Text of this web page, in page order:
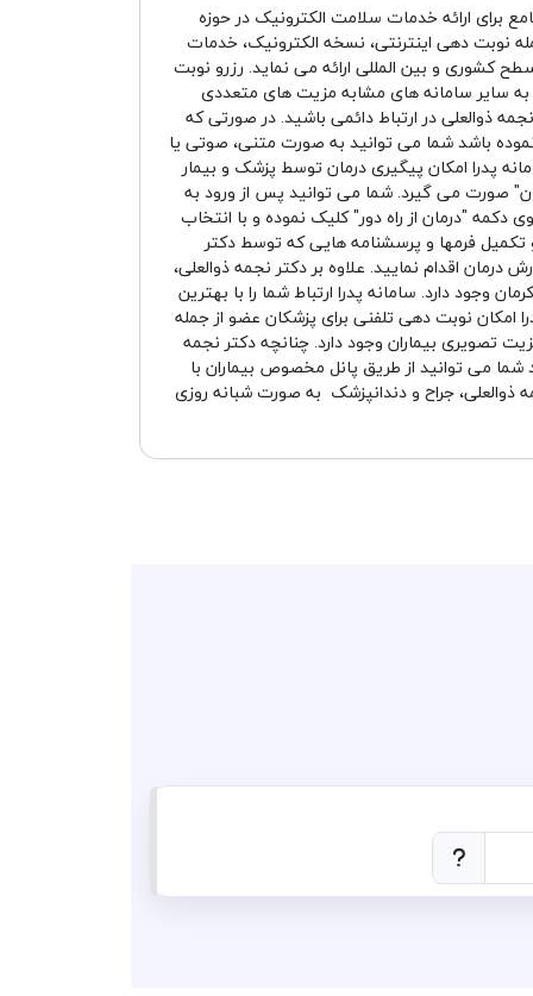
برای ارائه خدمات سلامت الکترونیک در حوزه
نوبت دهی اینترنتی، نسخه الکترونیک، خدمات
کشوری و بین المللی ارائه می نماید. رزرو نوبت
به سایر سامانه های مشابه مزیت های متعددی
ذوالعلی در ارتباط دائمی باشید. در صورتی که
باشد شما می توانید به صورت متنی، صوتی یا
پدرا امکان پیگیری درمان توسط پزشک و بیمار
صورت می گیرد. شما می توانید پس از ورود به
دکمه "درمان از راه دور" کلیک نموده و با انتخاب
فرمها و پرسشنامه هایی که توسط دکتر
اقدام نمایید. علاوه بر دکتر نجمه ذوالعلی،
وجود دارد. سامانه پدرا ارتباط شما را با بهترین
امکان نوبت دهی تلفنی برای پزشکان عضو از جمله
تصویری بیماران وجود دارد. چنانچه دکتر نجمه
شما می توانید از طریق پانل مخصوص بیماران با
ذوالعلی، جراح و دندانپزشک به صورت شبانه روزی